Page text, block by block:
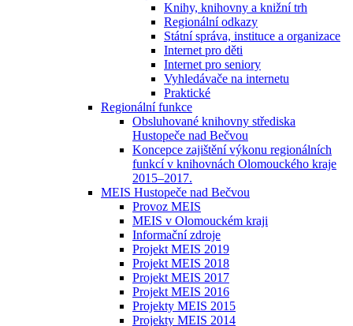
Knihy, knihovny a knižní trh
Regionální odkazy
Státní správa, instituce a organizace
Internet pro děti
Internet pro seniory
Vyhledávače na internetu
Praktické
Regionální funkce
Obsluhované knihovny střediska
Hustopeče nad Bečvou
Koncepce zajištění výkonu regionálních
funkcí v knihovnách Olomouckého kraje
2015–2017.
MEIS Hustopeče nad Bečvou
Provoz MEIS
MEIS v Olomouckém kraji
Informační zdroje
Projekt MEIS 2019
Projekt MEIS 2018
Projekt MEIS 2017
Projekt MEIS 2016
Projekty MEIS 2015
Projekty MEIS 2014